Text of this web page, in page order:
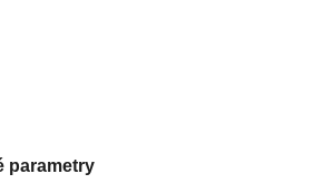
parametry